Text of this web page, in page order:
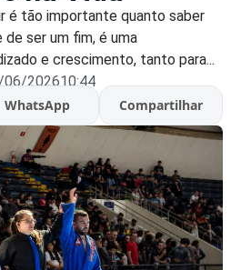
é tão importante quanto saber
ser um fim, é uma
e crescimento, tanto para...
06/202610:44
WhatsApp Compartilhar